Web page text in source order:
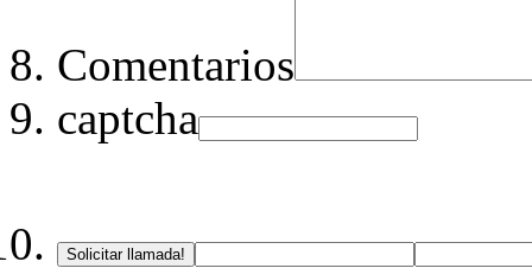
Comentarios
captcha
Solicitar llamada!